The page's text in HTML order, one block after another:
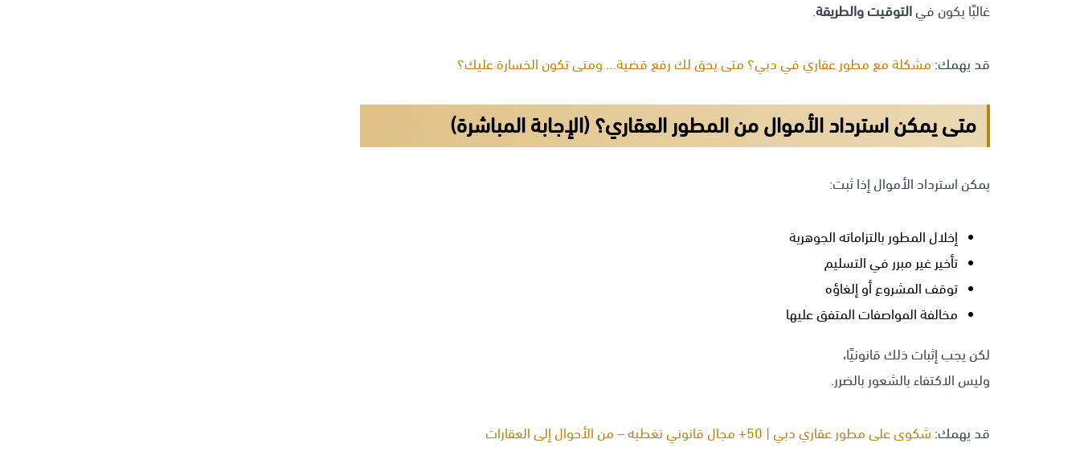
غالبًا يكون فيالتوقيت والطريقة.
قد يهمك: مشكلة مع مطور عقاري في دبي؟ متى يحق لك رفع قضية… ومتى تكون الخسارة عليك؟
متى يمكن استرداد الأموال من المطور العقاري؟ (الإجابة المباشرة)
يمكن استرداد الأموال إذا ثبت:
إخلال المطور بالتزاماته الجوهرية
تأخير غير مبرر في التسليم
توقف المشروع أو إلغاؤه
مخالفة المواصفات المتفق عليها
لكن يجب إثبات ذلك قانونيًا،
وليس الاكتفاء بالشعور بالضرر.
قد يهمك: شكوى على مطور عقاري دبي | 50+ مجال قانوني نغطيه – من الأحوال إلى العقارات